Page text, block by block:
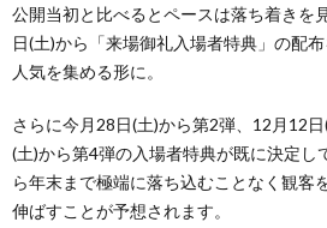
公開当初と比べるとペースは落ち着きを
日(土)から「来場御礼入場者特典」の配
人気を集める形に。
さらに今月28日(土)から第2弾、12月12
(土)から第4弾の入場者特典が既に決定し
ら年末まで極端に落ち込むことなく観客
伸ばすことが予想されます。